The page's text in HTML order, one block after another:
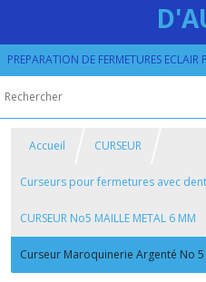
PREPARATION DE FERMETURES ECLAIR
Accueil CURSEUR
Curseurs pour fermetures avec
CURSEUR No5 MAILLE METAL 6 MM
Curseur Maroquinerie Argenté No